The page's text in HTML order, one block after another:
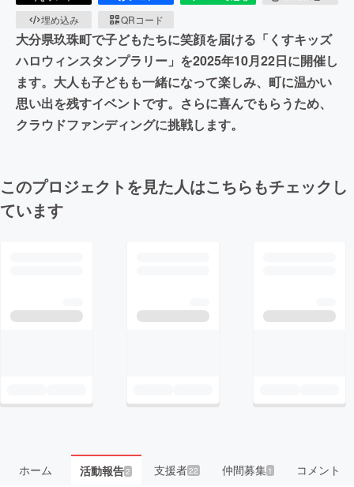
埋め込み
QRコード
大分県玖珠町で子どもたちに笑顔を届ける「くすキッズ
ハロウィンスタンプラリー」を2025年10月22日に開催し
ます。大人も子どもも一緒になって楽しみ、町に温かい
思い出を残すイベントです。さらに喜んでもらうため、
クラウドファンディングに挑戦します。
このプロジェクトを見た人はこちらもチェックし
ています
ホーム 活動報告2 支援者 22 仲間募集 1 コメント